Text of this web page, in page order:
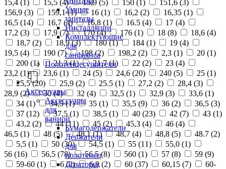
Умные
унитазы
Инсталляции
Комплектующие
для
санфаянса
Полотенцесушители
Аксессуары
Аксессуары
для
ванной
Бумагодержатели
Держатели
для
полотенец
Дозаторы,
15,4 (1 ) 15,5 (4) 15,9 (5) 150 (1 ) 151,6 (3)
156,9 (3) 159,1 (1) 16 (1) 16,2 (2) 16,35 (1)
16,5 (14) 16,7 (4) 16,8 (1) 16.5 (4) 17 (4)
17,2 (3) 17,9 (7) 170 (4) 176 (1) 18 (8) 18,6 (4)
18,7 (2) 18,9 (3) 180 (1) 184 (1) 19 (4)
19,5 (4) 190 (7) 198 (2) 198,2 (2) 2,3 (1) 20 (1)
200 (1) 21,3 (1) 21,7 (1) 22 (2) 23 (4)
23,2 (1) 23,6 (1) 24 (5) 24,6 (20) 240 (5) 25 (1)
25,5 (20) 25,9 (2) 25.5 (1) 27,2 (2) 28,4 (3)
28,9 (2) 30 (4) 32 (4) 32,5 (1) 32,9 (3) 33,6 (1)
34 (1) 34,5 (1) 35 (1) 35,5 (9) 36 (2) 36,5 (3)
37 (12) 37,5 (1) 38,5 (1) 40 (23) 42 (7) 43 (1)
43,2 (2) 44 (11) 45 (2) 45,3 (4) 46 (4)
46,5 (1) 48 (5) 48,1 (1) 48,7 (4) 48,8 (5) 48.7 (2)
5,5 (1) 50 (30) 54,5 (1) 55 (11) 55,0 (1)
56 (16) 56,5 (78) 56.5 (8) 560 (1) 57 (8) 59 (9)
59-60 (1) 6 (2) 6,9 (2) 60 (37) 60,15 (7)
60-